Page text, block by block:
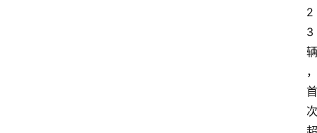
2
3
辆
，
首
次